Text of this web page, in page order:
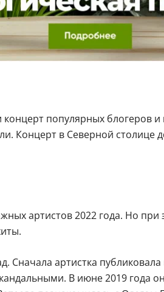
популярных блогеров
Концерт в Северной
артистов 2022 года. Но
Сначала артистка
В июне 2019 года